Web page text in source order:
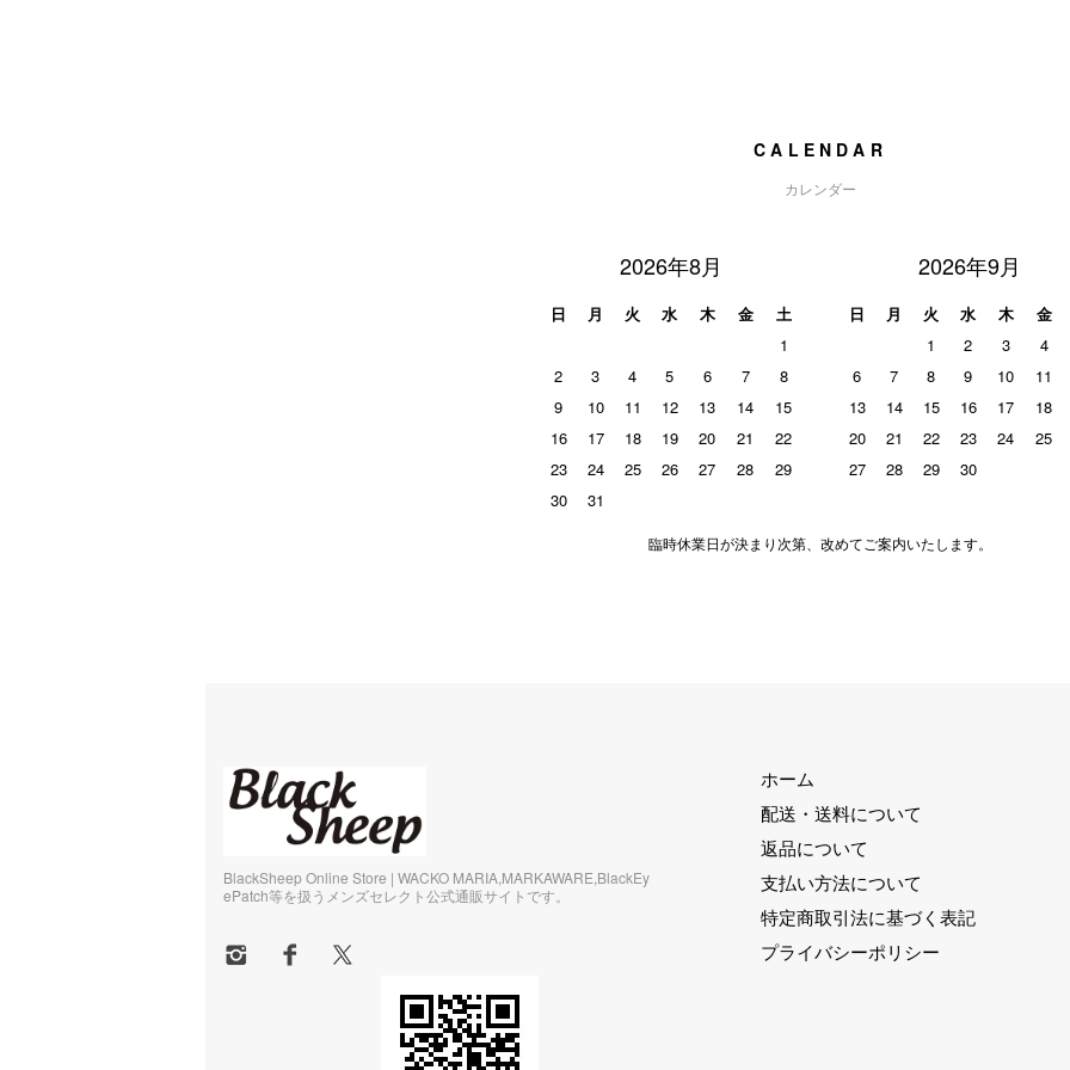
CALENDAR
カレンダー
2026年8月
日 月 火 水 木 金
土
1
2
3 4 5 6 7
8
9
10 11 12 13 14
15
16
17 18 19 20 21
22
23
24 25 26 27 28
29
30
31
2026年9月
日 月 火 水 木 金
1
2 3 4
6
7 8 9 10 11
13
14 15 16 17 18
20
21 22 23 24 25
27
28 29 30
臨時休業日が決まり次第、改めてご案内いたします。
BlackSheep Online Store | WACKO MARIA,MARKAWARE,BlackEy
ePatch等を扱うメンズセレクト公式通販サイトです。
ホーム
配送・送料について
返品について
支払い方法について
特定商取引法に基づく表記
プライバシーポリシー